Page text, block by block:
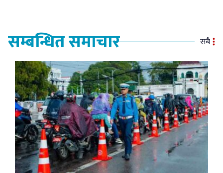
सम्बन्धित समाचार सबै